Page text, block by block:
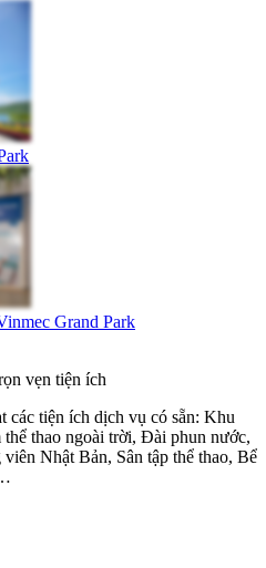
Grand Park
vẹn tiện ích
các tiện ích dịch vụ có sẵn: Khu
thao ngoài trời, Đài phun nước,
Nhật Bản, Sân tập thể thao, Bể